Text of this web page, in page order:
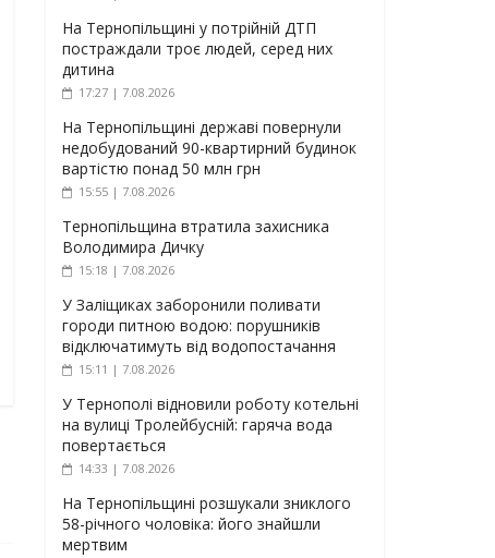
На Тернопільщині у потрійній ДТП
постраждали троє людей, серед них
дитина
17:27 | 7.08.2026
На Тернопільщині державі повернули
недобудований 90-квартирний будинок
вартістю понад 50 млн грн
15:55 | 7.08.2026
Тернопільщина втратила захисника
Володимира Дичку
15:18 | 7.08.2026
У Заліщиках заборонили поливати
городи питною водою: порушників
відключатимуть від водопостачання
15:11 | 7.08.2026
У Тернополі відновили роботу котельні
на вулиці Тролейбусній: гаряча вода
повертається
14:33 | 7.08.2026
На Тернопільщині розшукали зниклого
58-річного чоловіка: його знайшли
мертвим